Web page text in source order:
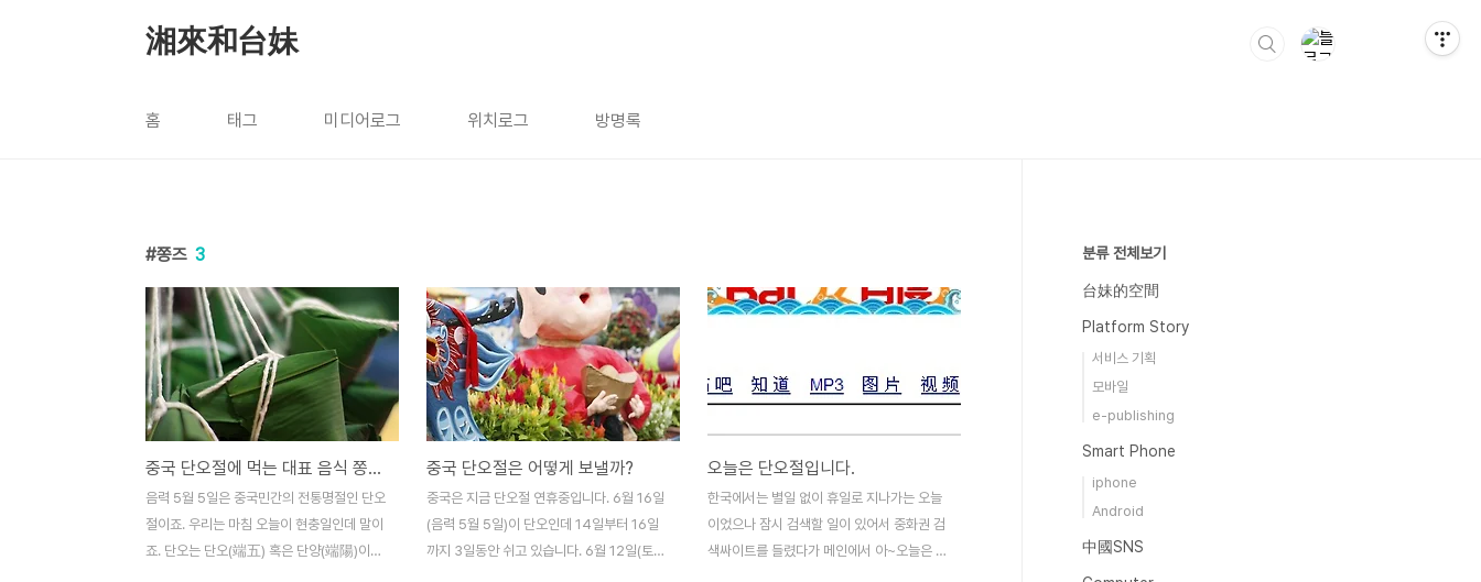
湘來和台妹
홈 태그 미디어로그 위치로그 방명록
쫑즈 3
중국 단오절에 먹는 대표 음식 쫑즈-粽子
음력 5월 5일은 중국민간의 전통명절인 단오
절이죠. 우리는 마침 오늘이 현충일인데 말이
죠. 단오는 단오(端五) 혹은 단양(端陽)이라
중국 단오절은 어떻게 보낼까?
중국은 지금 단오절 연휴중입니다. 6월 16일
(음력 5월 5일)이 단오인데 14일부터 16일
까지 3일동안 쉬고 있습니다. 6월 12일(토),
오늘은 단오절입니다.
한국에서는 별일 없이 휴일로 지나가는 오늘
이었으나 잠시 검색할 일이 있어서 중화권 검
색싸이트를 들렸다가 메인에서 아~오늘은 단
분류 전체보기
台妹的空間
Platform Story
서비스 기획
모바일
e-publishing
Smart Phone
iphone
Android
中國SNS